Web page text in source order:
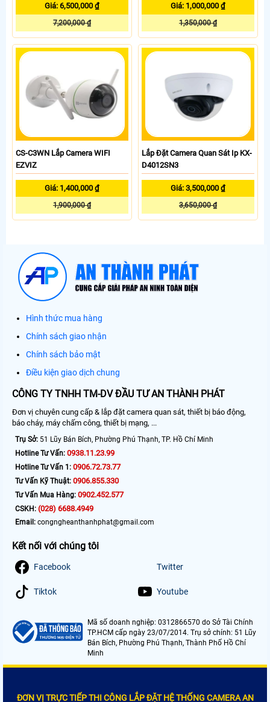
Giá: 6,500,000 ₫
7,200,000 ₫
Giá: 1,000,000 ₫
1,350,000 ₫
CS-C3WN Lắp Camera WIFI
EZVIZ
Giá: 1,400,000 ₫
1,900,000 ₫
Lắp Đặt Camera Quan Sát Ip KX-
D4012SN3
Giá: 3,500,000 ₫
3,650,000 ₫
Hình thức mua hàng
Chính sách giao nhận
Chính sách bảo mật
Điều kiện giao dịch chung
CÔNG TY TNHH TM-DV ĐẦU TƯ AN THÀNH PHÁT
Đơn vị chuyên cung cấp & lắp đặt camera quan sát, thiết bị báo động,
báo cháy, máy chấm công, thiết bị mạng, ...
Trụ Sở: 51 Lũy Bán Bích, Phường Phú Thạnh, TP. Hồ Chí Minh
Hotline Tư Vấn: 0938.11.23.99
Hotline Tư Vấn 1: 0906.72.73.77
Tư Vấn Kỹ Thuật: 0906.855.330
Tư Vấn Mua Hàng: 0902.452.577
CSKH: (028) 6688.4949
Email: congngheanthanhphat@gmail.com
Kết nối với chúng tôi
Facebook Twitter
Tiktok Youtube
Mã số doanh nghiệp: 0312866570 do Sở Tài Chính
TP.HCM cấp ngày 23/07/2014. Trụ sở chính: 51 Lũy
Bán Bích, Phường Phú Thạnh, Thành Phố Hồ Chí
Minh
ĐƠN VỊ TRỰC TIẾP THI CÔNG LẮP ĐẶT HỆ THỐNG CAMERA AN